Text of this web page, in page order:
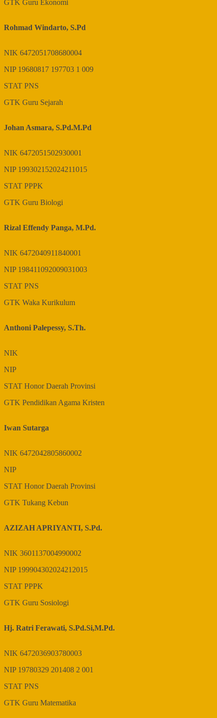
GTK Guru Ekonomi
Rohmad Windarto, S.Pd
NIK 6472051708680004
NIP 19680817 197703 1 009
STAT PNS
GTK Guru Sejarah
Johan Asmara, S.Pd.M.Pd
NIK 6472051502930001
NIP 199302152024211015
STAT PPPK
GTK Guru Biologi
Rizal Effendy Panga, M.Pd.
NIK 6472040911840001
NIP 198411092009031003
STAT PNS
GTK Waka Kurikulum
Anthoni Palepessy, S.Th.
NIK
NIP
STAT Honor Daerah Provinsi
GTK Pendidikan Agama Kristen
Iwan Sutarga
NIK 6472042805860002
NIP
STAT Honor Daerah Provinsi
GTK Tukang Kebun
AZIZAH APRIYANTI, S.Pd.
NIK 3601137004990002
NIP 199904302024212015
STAT PPPK
GTK Guru Sosiologi
Hj. Ratri Ferawati, S.Pd.Si,M.Pd.
NIK 6472036903780003
NIP 19780329 201408 2 001
STAT PNS
GTK Guru Matematika